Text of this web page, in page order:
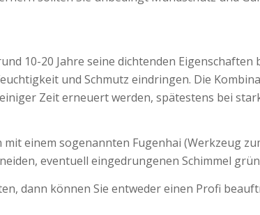
10-20 Jahre seine dichtenden
und Schmutz eindringen. Die
Zeit erneuert werden, spätestens bei
einem sogenannten Fugenhai (Werkzeug
eventuell eingedrungenen Schimmel
dann können Sie entweder einen Profi